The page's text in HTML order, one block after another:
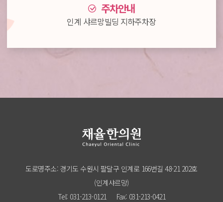
주차안내
인계 샤르망빌딩 지하주차장
도로명주소: 경기도 수원시 팔달구 인계로 166번길 48-21 202호
(인계샤르망)
Tel: 031-213-0121
Fax: 031-213-0421